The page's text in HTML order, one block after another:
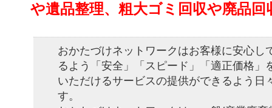
や遺品整理、粗大ゴミ回収や廃品回
おかたづけネットワークはお客様に安心し
るよう「安全」「スピード」「適正価格」
いただけるサービスの提供ができるよう日
す。